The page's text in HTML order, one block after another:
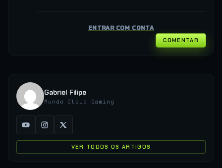
ENTRAR COM CONTA
COMENTAR
Gabriel Filipe
Mundo Cloud Gaming
VER TODOS OS ARTIGOS